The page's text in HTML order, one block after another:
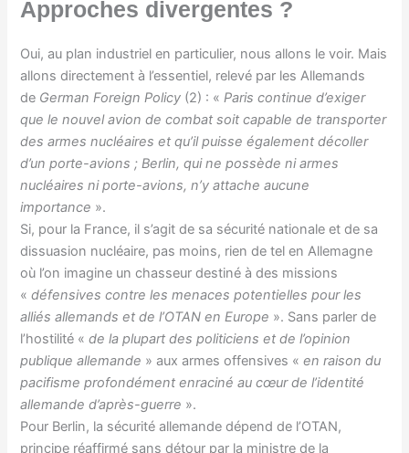
Approches divergentes ?
Oui, au plan industriel en particulier, nous allons le voir. Mais
allons directement à l’essentiel, relevé par les Allemands
de German Foreign Policy (2) : «Paris continue d’exiger
que le nouvel avion de combat soit capable de transporter
des armes nucléaires et qu’il puisse également décoller
d’un porte-avions ; Berlin, qui ne possède ni armes
nucléaires ni porte-avions, n’y attache aucune
importance ».
Si, pour la France, il s’agit de sa sécurité nationale et de sa
dissuasion nucléaire, pas moins, rien de tel en Allemagne
où l’on imagine un chasseur destiné à des missions
«défensives contre les menaces potentielles pour les
alliés allemands et de l’OTAN en Europe ». Sans parler de
l’hostilité «de la plupart des politiciens et de l’opinion
publique allemande » aux armes offensives «en raison du
pacifisme profondément enraciné au cœur de l’identité
allemande d’après-guerre ».
Pour Berlin, la sécurité allemande dépend de l’OTAN,
principe réaffirmé sans détour par la ministre de la